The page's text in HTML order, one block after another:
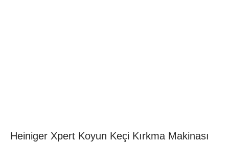
Heiniger Xpert Koyun Keçi Kırkma Makinası